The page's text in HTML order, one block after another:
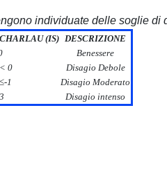
individuate delle soglie di
(IS) DESCRIZIONE
Benessere
0
Disagio Debole
1
Disagio Moderato
Disagio intenso